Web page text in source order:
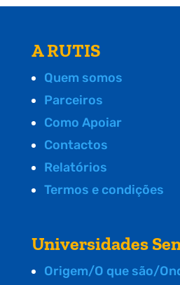
A RUTIS
Quem somos
Parceiros
Como Apoiar
Contactos
Relatórios
Termos e condições
Universidades
Origem/O que são/